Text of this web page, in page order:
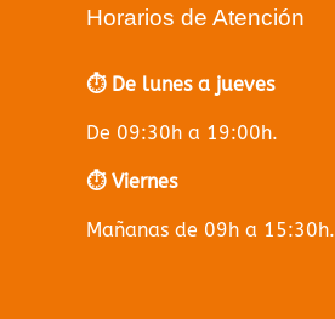
Horarios de Atención
⏱️ De lunes a jueves
De 09:30h a 19:00h.
⏱️ Viernes
Mañanas de 09h a 15:30h.